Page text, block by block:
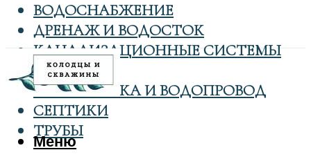
ВОДОСНАБЖЕНИЕ
ДРЕНАЖ И ВОДОСТОК
КАНАЛИЗАЦИОННЫЕ СИСТЕМЫ
КОЛОДЦЫ
САНТЕХНИКА И ВОДОПРОВОД
СЕПТИКИ
ТРУБЫ
Меню